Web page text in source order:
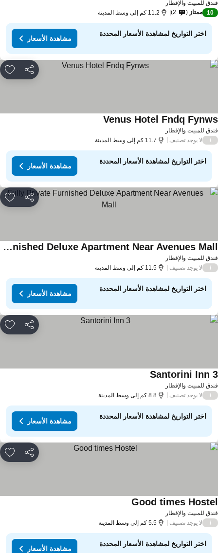
للمبيت والإفطار
10 ممتاز 2 11.2 كم إلى وسط المدينة
اختر التواريخ لمشاهدة الأسعار المحددة
مشاهدة الأسعار
مشاركة
للمبيت والإفطار
Venus Hotel Fndqمشاهدة الأسعار
لا يوجد تصنيف 11.7 كم إلى وسط المدينة
اختر التواريخ لمشاهدة الأسعار المحددة
مشاهدة الأسعار
مشاركة
للمبيت والإفطار
Fully Private Furnished Deluxe Apartment Near Avenues Mall
الأسعار
لا يوجد تصنيف 11.5 كم إلى وسط المدينة
اختر التواريخ لمشاهدة الأسعار المحددة
مشاهدة الأسعار
مشاركة
للمبيت والإفطار
Santorini Innمشاهدة الأسعار
لا يوجد تصنيف 8.8 كم إلى وسط المدينة
اختر التواريخ لمشاهدة الأسعار المحددة
مشاهدة الأسعار
مشاركة
للمبيت والإفطار
Good timesمشاهدة الأسعار
لا يوجد تصنيف 5.5 كم إلى وسط المدينة
اختر التواريخ لمشاهدة الأسعار المحددة
مشاهدة الأسعار